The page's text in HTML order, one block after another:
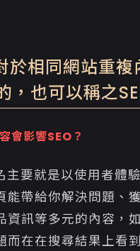
相同網站重複
，也可以稱之
會影響SEO？
主要就是以使用者體
能帶給你解決問題、
資訊等多元的內容，
而在在搜尋結果上看